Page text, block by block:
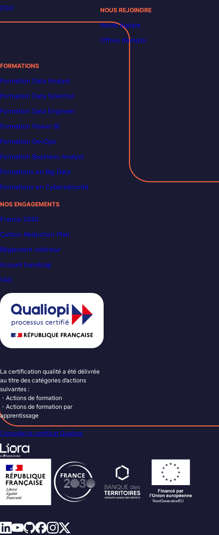
CGV
NOUS REJOINDRE
Notre équipe
Offres d’emploi
FORMATIONS
Formation Data Analyst
Formation Data Scientist
Formation Data Engineer
Formation Power BI
Formation DevOps
Formation Business Analyst
Formations en Big Data
Formations en Cybersécurité
NOS ENGAGEMENTS
France 2030
Carbon Reduction Plan
Règlement intérieur
Accueil handicap
VAE
La certification qualité a été délivrée
au titre des catégories d’actions
suivantes :
・Actions de formation
・Actions de formation par
apprentissage
Consulter le certificat Qualiopi